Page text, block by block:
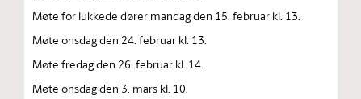
Møte for lukkede dører mandag den 15. februar kl. 13.
Møte onsdag den 24. februar kl. 13.
Møte fredag den 26. februar kl. 14.
Møte onsdag den 3. mars kl. 10.